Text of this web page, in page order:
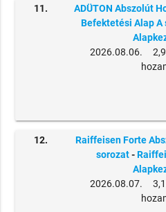
11.
ADÜTON Abszolút
Befektetési Alap A
2026.08.06.
12.
Raiffeisen Forte
sorozat-
2026.08.07.